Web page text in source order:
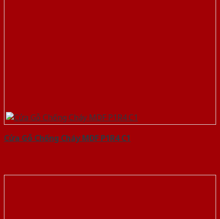
Cửa Gỗ Chống Cháy MDF P1R4 C1